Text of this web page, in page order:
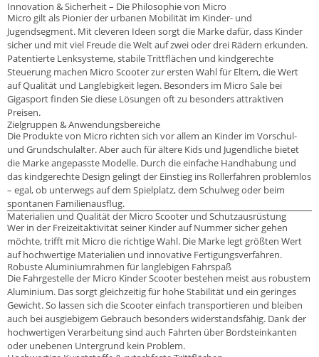
Innovation & Sicherheit – Die Philosophie von Micro
Micro gilt als Pionier der urbanen Mobilität im Kinder- und
Jugendsegment. Mit cleveren Ideen sorgt die Marke dafür, dass Kinder
sicher und mit viel Freude die Welt auf zwei oder drei Rädern erkunden.
Patentierte Lenksysteme, stabile Trittflächen und kindgerechte
Steuerung machen Micro Scooter zur ersten Wahl für Eltern, die Wert
auf Qualität und Langlebigkeit legen. Besonders im Micro Sale bei
Gigasport finden Sie diese Lösungen oft zu besonders attraktiven
Preisen.
Zielgruppen & Anwendungsbereiche
Die Produkte von Micro richten sich vor allem an Kinder im Vorschul-
und Grundschulalter. Aber auch für ältere Kids und Jugendliche bietet
die Marke angepasste Modelle. Durch die einfache Handhabung und
das kindgerechte Design gelingt der Einstieg ins Rollerfahren problemlos
– egal, ob unterwegs auf dem Spielplatz, dem Schulweg oder beim
spontanen Familienausflug.
Materialien und Qualität der Micro Scooter und Schutzausrüstung
Wer in der Freizeitaktivität seiner Kinder auf Nummer sicher gehen
möchte, trifft mit Micro die richtige Wahl. Die Marke legt größten Wert
auf hochwertige Materialien und innovative Fertigungsverfahren.
Robuste Aluminiumrahmen für langlebigen Fahrspaß
Die Fahrgestelle der Micro Kinder Scooter bestehen meist aus robustem
Aluminium. Das sorgt gleichzeitig für hohe Stabilität und ein geringes
Gewicht. So lassen sich die Scooter einfach transportieren und bleiben
auch bei ausgiebigem Gebrauch besonders widerstandsfähig. Dank der
hochwertigen Verarbeitung sind auch Fahrten über Bordsteinkanten
oder unebenen Untergrund kein Problem.